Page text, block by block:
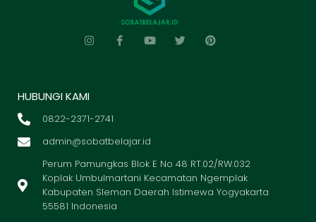
HUBUNGI KAMI
0822-2371-2741
admin@sobatbelajar.id
Perum Pamungkas Blok E No 48 RT.02/RW.032
Koplak Umbulmartani Kecamatan Ngemplak
Kabupaten Sleman Daerah Istimewa Yogyakarta
55581 Indonesia